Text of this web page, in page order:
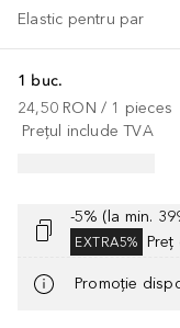
Elastic pentru par
1 buc.
24,50 RON / 1 pieces
Prețul include TVA
-5% (la min.
EXTRA5%
Promoție